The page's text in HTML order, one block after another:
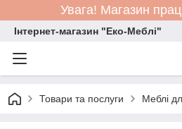
Увага! Магазин
Інтернет-магазин "Еко-Меблі"
Товари та послуги Меблі